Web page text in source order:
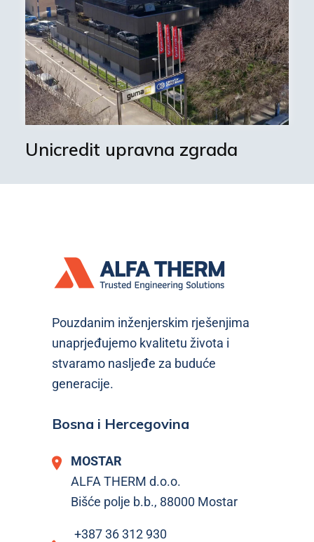
Unicredit upravna zgrada
Pouzdanim inženjerskim rješenjima
unaprjeđujemo kvalitetu života i
stvaramo nasljeđe za buduće
generacije.
Bosna i Hercegovina
MOSTAR
ALFA THERM d.o.o.
Bišće polje b.b., 88000 Mostar
+387 36 312 930